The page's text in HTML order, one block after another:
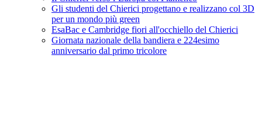
Gli studenti del Chierici progettano e realizzano col 3D
per un mondo più green
EsaBac e Cambridge fiori all'occhiello del Chierici
Giornata nazionale della bandiera e 224esimo
anniversario dal primo tricolore